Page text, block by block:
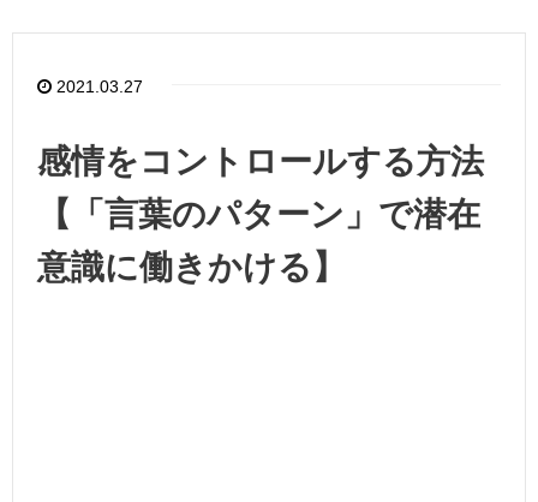
2021.03.27
感情をコントロールする方法
【「言葉のパターン」で潜在
意識に働きかける】